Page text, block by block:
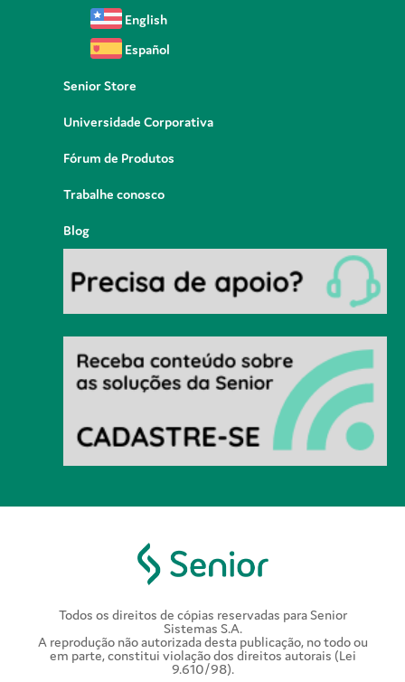
English
Español
Senior Store
Universidade Corporativa
Fórum de Produtos
Trabalhe conosco
Blog
Todos os direitos de cópias reservadas para Senior
Sistemas S.A.
A reprodução não autorizada desta publicação, no todo ou
em parte, constitui violação dos direitos autorais (Lei
9.610/98).